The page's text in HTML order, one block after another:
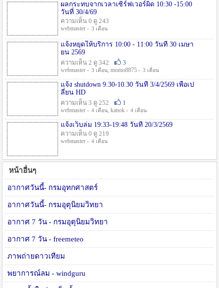
ผลกระทบจากเวลาเซิร์ฟเวอร์ผิด 10:30 -15:00
วันที่ 30/4/69
ความเห็น 0 ดู 243
webmaster - 3 เดือน
แจ้งหยุดให้บริการ 10:00 - 11:00 วันที่ 30 เมษา
ยน 2569
ความเห็น 2 ดู 342
3
webmaster - 3 เดือน, momo8875 - 3 เดือน
แจ้ง shutdown 9.30-10.30 วันที่ 3/4/2569 เพื่อเป
ลี่ยน HD
ความเห็น 3 ดู 252
1
webmaster - 4 เดือน, kanok - 4 เดือน
แจ้งเว็บล่ม 19:33-19:48 วันที่ 20/3/2569
ความเห็น 0 ดู 219
webmaster - 4 เดือน
หน้าอื่นๆ
อากาศวันนี้- กรมอุทกศาสตร์
อากาศวันนี้- กรมอุตุนิยมวิทยา
อากาศ 7 วัน - กรมอุตุนิยมวิทยา
อากาศ 7 วัน - freemeteo
ภาพถ่ายดาวเทียม
พยาการณ์ลม - windguru